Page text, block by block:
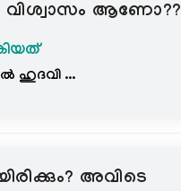
ആണോ??
ഹുദവി ...
അവിടെ